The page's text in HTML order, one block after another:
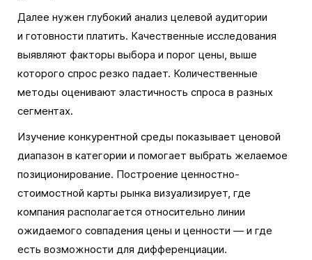
Далее нужен глубокий анализ целевой аудитории
и готовности платить. Качественные исследования
выявляют факторы выбора и порог цены, выше
которого спрос резко падает. Количественные
методы оценивают эластичность спроса в разных
сегментах.
Изучение конкурентной среды показывает ценовой
диапазон в категории и помогает выбрать желаемое
позиционирование. Построение ценностно-
стоимостной карты рынка визуализирует, где
компания располагается относительно линии
ожидаемого совпадения цены и ценности — и где
есть возможности для дифференциации.